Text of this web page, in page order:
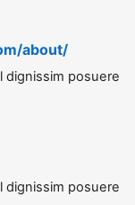
about/
dignissim posuere
dignissim posuere